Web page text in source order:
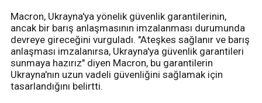
Macron, Ukrayna'ya yönelik güvenlik garantilerinin,
ancak bir barış anlaşmasının imzalanması durumunda
devreye gireceğini vurguladı. "Ateşkes sağlanır ve barış
anlaşması imzalanırsa, Ukrayna'ya güvenlik garantileri
sunmaya hazırız" diyen Macron, bu garantilerin
Ukrayna'nın uzun vadeli güvenliğini sağlamak için
tasarlandığını belirtti.